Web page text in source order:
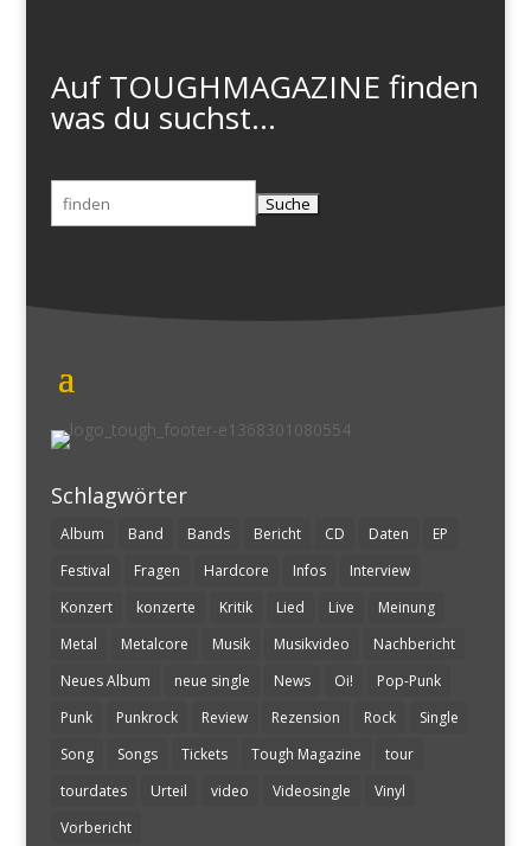
Auf TOUGHMAGAZINE finden
was du suchst...
Suchen
nach:
Schlagwörter
Album Band Bands Bericht CD Daten
EP
Festival
Fragen Hardcore Infos
Interview
Konzert
konzerte Kritik Lied Live
Meinung
Metal
Metalcore Musik Musikvideo
Nachbericht
Neues Album
neue single News Oi!
Pop-Punk
Punk
Punkrock Review Rezension Rock
Single
Song
Songs Tickets Tough Magazine
tour
tourdates
Urteil video Videosingle
Vinyl
Vorbericht